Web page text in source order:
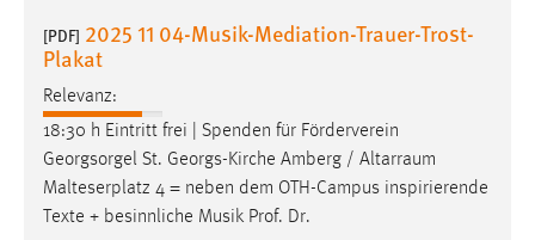
[PDF] 2025 11 04-Musik-Mediation-Trauer-Trost-
Plakat
Relevanz:
18:30 h Eintritt frei | Spenden für Förderverein
Georgsorgel St. Georgs-Kirche Amberg / Altarraum
Malteserplatz 4 = neben dem OTH-Campus inspirierende
Texte + besinnliche Musik Prof. Dr.